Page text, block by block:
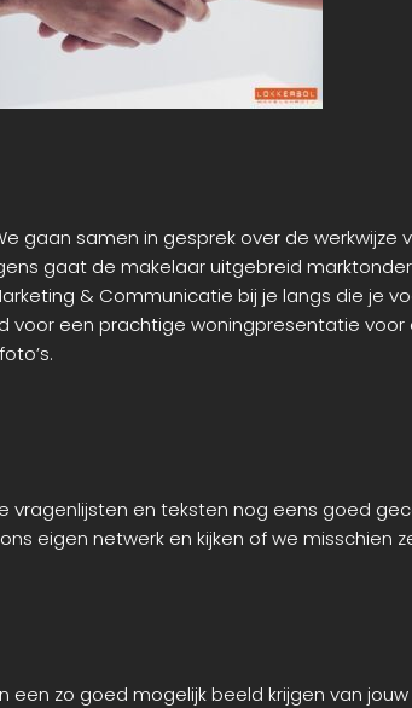
gaan samen in gesprek over de werkwijze
gaat de makelaar uitgebreid
& Communicatie bij je langs die je
een prachtige woningpresentatie
en teksten nog eens goed
eigen netwerk en kijken of we misschien
zo goed mogelijk beeld krijgen van